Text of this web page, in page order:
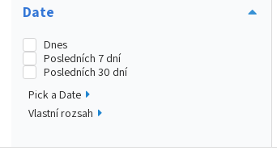
Date
Dnes
Posledních 7 dní
Posledních 30 dní
Pick a Date
Vlastní rozsah